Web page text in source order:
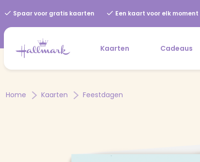
Spaar voor gratis kaarten Een kaart voor elk moment
Kaarten Cadeaus
Home Kaarten Feestdagen